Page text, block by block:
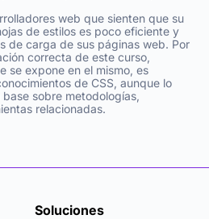
web que sienten que su
de estilos es poco eficiente y
de carga de sus páginas web. Por
correcta de este curso,
se expone en el mismo, es
de CSS, aunque lo
sobre metodologías,
relacionadas.
Soluciones